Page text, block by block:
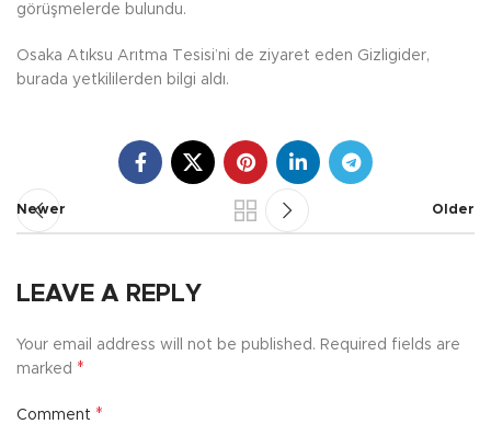
görüşmelerde bulundu.
Osaka Atıksu Arıtma Tesisi’ni de ziyaret eden Gizligider,
burada yetkililerden bilgi aldı.
Newer Older
LEAVE A REPLY
Your email address will not be published. Required fields are
marked *
Comment *